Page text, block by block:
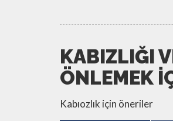
KABIZLIĞI
ÖNLEMEK
Kabıozlık için öneriler